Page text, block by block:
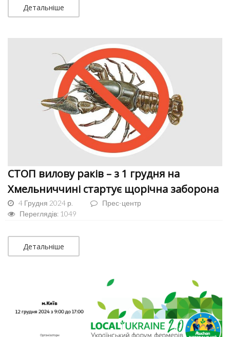
Детальніше
СТОП вилову раків – з 1 грудня на
Хмельниччині стартує щорічна заборона
4 Грудня 2024 р.
Прес-центр
Переглядів: 1049
Детальніше